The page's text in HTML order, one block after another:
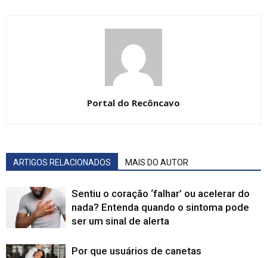
Portal do Recôncavo
ARTIGOS RELACIONADOS MAIS DO AUTOR
Sentiu o coração ‘falhar’ ou acelerar do
nada? Entenda quando o sintoma pode
ser um sinal de alerta
Por que usuários de canetas